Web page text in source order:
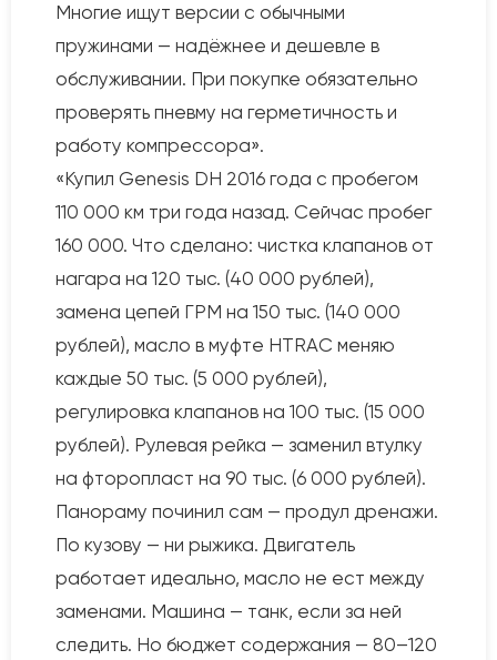
Многие ищут версии с обычными
пружинами — надёжнее и дешевле в
обслуживании. При покупке обязательно
проверять пневму на герметичность и
работу компрессора».
«Купил Genesis DH 2016 года с пробегом
110 000 км три года назад. Сейчас пробег
160 000. Что сделано: чистка клапанов от
нагара на 120 тыс. (40 000 рублей),
замена цепей ГРМ на 150 тыс. (140 000
рублей), масло в муфте HTRAC меняю
каждые 50 тыс. (5 000 рублей),
регулировка клапанов на 100 тыс. (15 000
рублей). Рулевая рейка — заменил втулку
на фторопласт на 90 тыс. (6 000 рублей).
Панораму починил сам — продул дренажи.
По кузову — ни рыжика. Двигатель
работает идеально, масло не ест между
заменами. Машина — танк, если за ней
следить. Но бюджет содержания — 80–120